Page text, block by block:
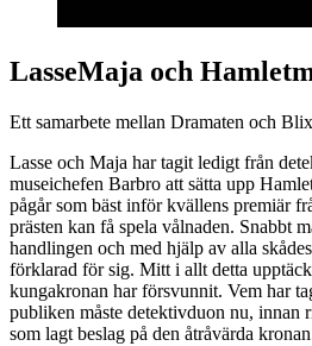
LasseMaja och
Ett samarbete mellan Dramaten och
Lasse och Maja har tagit ledigt från
museichefen Barbro att sätta upp
pågår som bäst inför kvällens premiär
prästen kan få spela vålnaden. Snabbt
handlingen och med hjälp av alla
förklarad för sig. Mitt i allt detta
kungakronan har försvunnit. Vem har
publiken måste detektivduon nu, innan
som lagt beslag på den åtråvärda